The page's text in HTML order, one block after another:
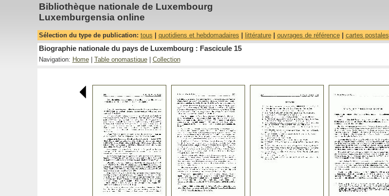
Bibliothèque nationale de Luxembourg
Luxemburgensia online
Sélection du type de publication: tous quotidiens et hebdomadaires littérature| ouvrages de référence| cartes postales
Biographie nationale du pays de Luxembourg : Fascicule 15
Navigation: Home| Table onomastique| Collection